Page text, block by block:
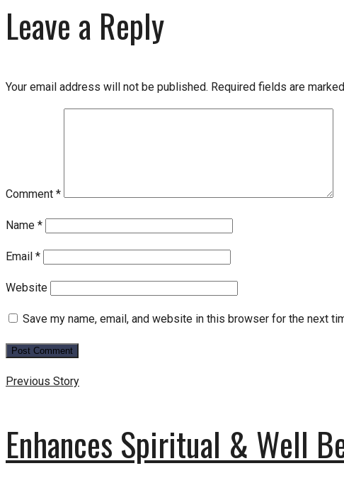
Leave a Reply
Your email address will not be published. Required fields are marked
Comment *
Name *
Email *
Website
Save my name, email, and website in this browser for the next
Previous Story
Enhances Spiritual & Well